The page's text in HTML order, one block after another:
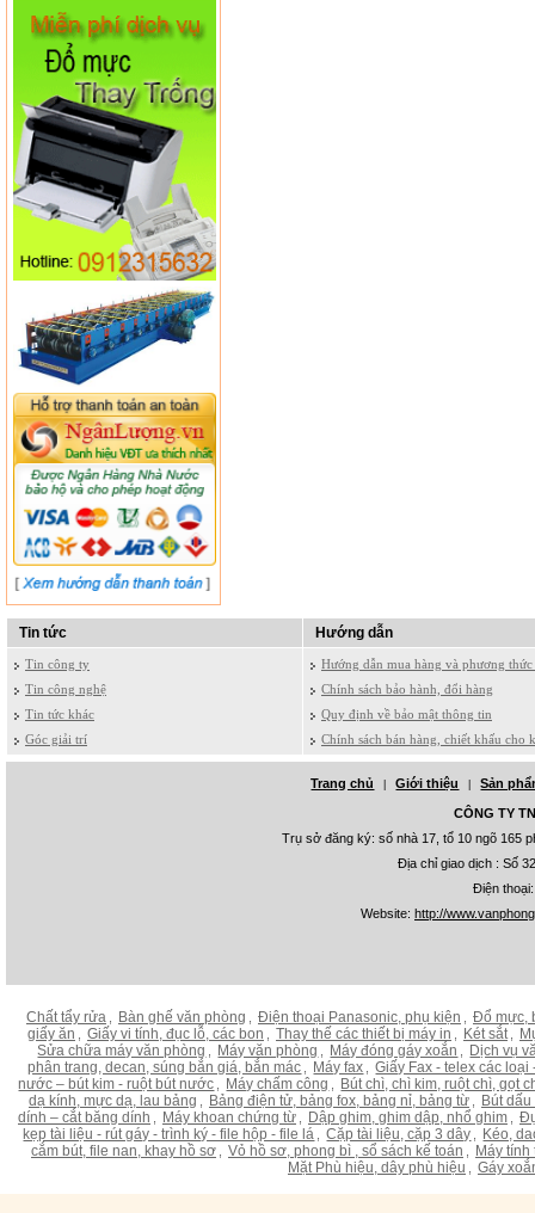
Tin tức Hướng dẫn
Tin công ty
Tin công nghệ
Tin tức khác
Góc giải trí
Hướng dẫn mua hàng và phương
Chính sách bảo hành, đổi hàng
Quy định về bảo mật thông tin
Chính sách bán hàng, chiết khấu cho
Trang chủ Giới thiệu Sản
CÔNG TY
Trụ sở đăng ký: số nhà 17, tổ 10 ngõ 165
Địa chỉ giao dịch : Số
Điện
Website: http://
Chất tẩy rửa Bàn ghế văn phòng Điện thoại Panasonic, phụ kiện
Đổ mực,
giấy ăn
Giấy vi tính, đục lỗ, các bon Thay thế các thiết bị máy in Két sắt
Sửa chữa máy văn phòng
Máy văn phòng Máy đóng gáy xoắn
Dịch vụ
phân trang, decan, súng bắn giá, bắn mác
Máy fax
Giấy Fax - telex các loại
nước – bút kim - ruột bút nước
Máy chấm công
Bút chì, chì kim, ruột chì, gọt
dạ kính, mực dạ, lau bảng
Bảng điện tử, bảng fox, bảng nỉ, bảng từ
Bút
dính – cắt băng dính
Máy khoan chứng từ Dập ghim, ghim dập, nhổ ghim
kẹp tài liệu - rút gáy - trình ký - file hộp - file lá
Cặp tài liệu, cặp 3 dây
Kéo,
cắm bút, file nan, khay hồ sơ
Vỏ hồ sơ, phong bì , sổ sách kế toán
Máy tính
Mặt Phù hiệu, dây phù hiệu
Gáy